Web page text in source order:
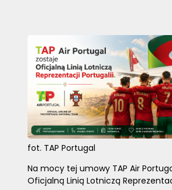
fot. TAP Portugal
Na mocy tej umowy TAP Air
Oficjalną Linią Lotniczą